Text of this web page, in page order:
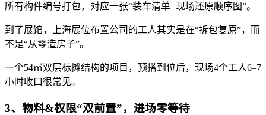
所有构件编号打包，对应一张“装车清单+现场还原顺序图”。
到了展馆，上海展位布置公司的工人其实是在“拆包复原”，而
不是“从零造房子”。
一个54㎡双层标摊结构的项目，预搭到位后，现场4个工人6–7
小时收口很常见。
3、物料&权限“双前置”，进场零等待